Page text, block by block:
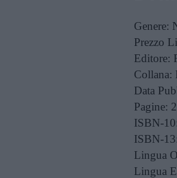
Genere:
Prezzo
Editore:
Collana:
Data
Pagine:
ISBN-
ISBN-
Lingua
Lingua